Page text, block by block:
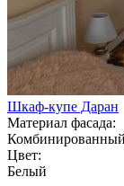
Шкаф-купе Даран
Материал фасада:
Комбинированный
Цвет:
Белый